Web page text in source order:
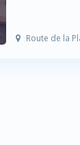
Route de la